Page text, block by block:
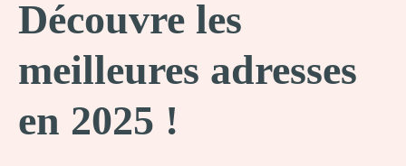
Découvre les
meilleures adresses
en 2025 !